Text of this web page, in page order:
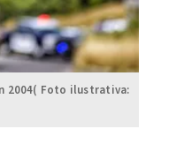
2004( Foto ilustrativa: